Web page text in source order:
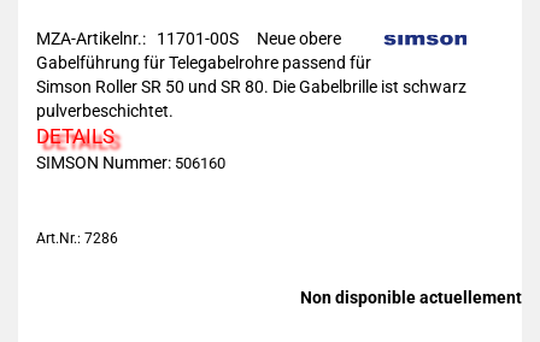
MZA-Artikelnr.: 11701-00S
Neue obere
Gabelführung für Telegabelrohre passend für
Simson Roller SR 50 und SR 80. Die Gabelbrille ist schwarz
pulverbeschichtet.
DETAILS
SIMSON Nummer: 506160
Art.Nr.: 7286
Non disponible actuellement